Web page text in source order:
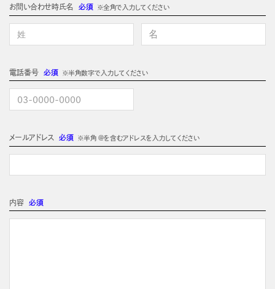
お問い合わせ時氏名 必須 ※全角で入力してください
電話番号必須 ※半角数字で入力してください
メールアドレス 必須 ※半角 @を含むアドレスを入力してください
内容 必須